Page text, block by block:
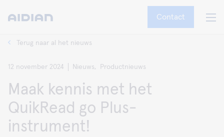
Contact
Terug naar al het nieuws
12 november 2024 Nieuws, Productnieuws
Maak kennis met het
QuikRead go Plus-
instrument!